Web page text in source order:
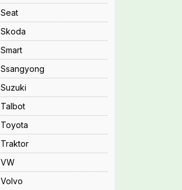
Seat
Skoda
Smart
Ssangyong
Suzuki
Talbot
Toyota
Traktor
VW
Volvo